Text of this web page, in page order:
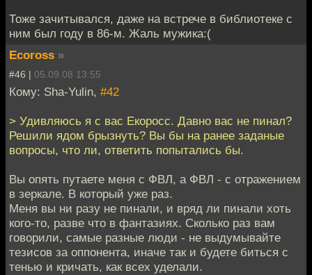
Тоже зачитывался, даже на встрече в библиотеке с
ним был году в 86-м. Жаль мужика:(
Ecoross »
#46 | 05.09.08 13:55
Кому: Sha-Yulin, #42
> Удивляюсь я с вас Екоросс. Давно вас не пинал?
Решили ядом брызнуть? Вы бы на ранее заданые
вопросы, что ли, ответить попытались бы.
Вы опять путаете меня с ФВЛ, а ФВЛ - с отражением
в зеркале. В который уже раз.
Меня вы ни разу не пинали, и вряд ли пинали хоть
кого-то, разве что в фантазиях. Сколько раз вам
говорили, самые разные люди - не выдумывайте
тезисов за оппонента, иначе так и будете биться с
тенью и кричать, как всех уделали.